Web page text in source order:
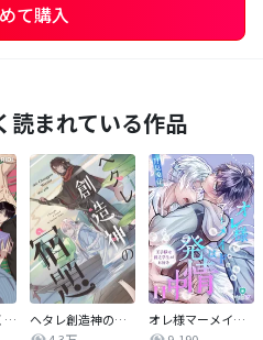
て購入
読まれている作品
流れ星の導く先に
ヘタレ創造神の宿題【タテヨミ】
オレ様マーメイドは発情中～王子様は貧乏学生がお好き～